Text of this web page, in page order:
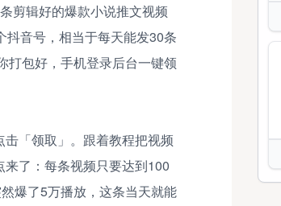
剪辑好的爆款小说推文视频
抖音号，相当于每天能发30条
包好，手机登录后台一键领
「领取」。跟着教程把视频
了：每条视频只要达到100
爆了5万播放，这条当天就能